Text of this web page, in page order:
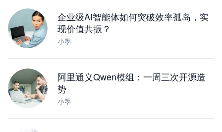
企业级AI智能体如何突破效率孤岛，实
现价值共振？
小墨
阿里通义Qwen模组：一周三次开源造
势
小墨